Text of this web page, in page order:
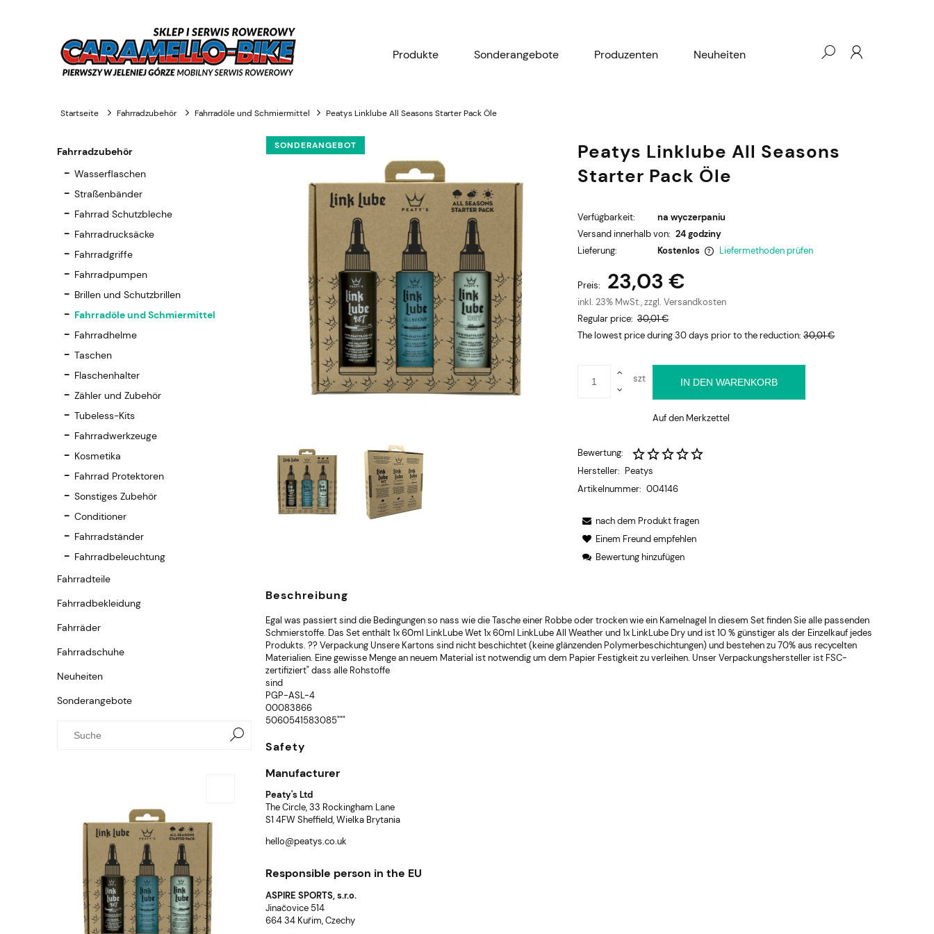
Produkte Sonderangebote Produzenten Neuheiten
Startseite Fahrradzubehör Fahrradöle und Schmiermittel Peatys Linklube All Seasons Starter Pack Öle
Fahrradzubehör
Wasserflaschen
Straßenbänder
Fahrrad Schutzbleche
Fahrradrucksäcke
Fahrradgriffe
Fahrradpumpen
Brillen und Schutzbrillen
Fahrradöle und Schmiermittel
Fahrradhelme
Taschen
Flaschenhalter
Zähler und Zubehör
Tubeless-Kits
Fahrradwerkzeuge
Kosmetika
Fahrrad Protektoren
Sonstiges Zubehör
Conditioner
Fahrradständer
Fahrradbeleuchtung
Fahrradteile
Fahrradbekleidung
Fahrräder
Fahrradschuhe
Neuheiten
Sonderangebote
SONDERANGEBOT
Peatys Linklube All Seasons
Starter Pack Öle
Verfügbarkeit:
na wyczerpaniu
Versand innerhalb von: 24 godziny
Lieferung:
Kostenlos
Der Preis enthält keine eventuellen
Zahlungskosten
Liefermethoden prüfen
Preis: 23,03 €
inkl. 23% MwSt., zzgl. Versandkosten
Regular price: 30,01 €
The lowest price during 30 days prior to the reduction:30,01 €
szt IN DEN WARENKORB
Auf den Merkzettel
Bewertung:
Hersteller: Peatys
Artikelnummer: 004146
nach dem Produkt fragen
Einem Freund empfehlen
Bewertung hinzufügen
Beschreibung
Egal was passiert sind die Bedingungen so nass wie die Tasche einer Robbe oder trocken wie ein Kamelnagel In diesem Set finden Sie alle passenden
Schmierstoffe. Das Set enthält 1x 60ml LinkLube Wet 1x 60ml LinkLube All Weather und 1x LinkLube Dry und ist 10 % günstiger als der Einzelkauf jedes
Produkts. ?? Verpackung Unsere Kartons sind nicht beschichtet (keine glänzenden Polymerbeschichtungen) und bestehen zu 70% aus recycelten
Materialien. Eine gewisse Menge an neuem Material ist notwendig um dem Papier Festigkeit zu verleihen. Unser Verpackungshersteller ist FSC-
zertifiziert" dass alle Rohstoffe
sind
PGP-ASL-4
00083866
5060541583085"""
Safety
Manufacturer
Peaty's Ltd
The Circle, 33 Rockingham Lane
S1 4FW Sheffield, Wielka Brytania
hello@peatys.co.uk
Responsible person in the EU
ASPIRE SPORTS, s.r.o.
Jinačovice 514
664 34 Kuřim, Czechy